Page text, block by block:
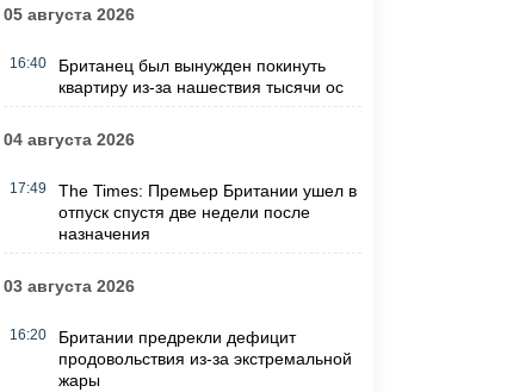
05 августа 2026
16:40
Британец был вынужден покинуть
квартиру из-за нашествия тысячи ос
04 августа 2026
17:49
The Times: Премьер Британии ушел в
отпуск спустя две недели после
назначения
03 августа 2026
16:20
Британии предрекли дефицит
продовольствия из-за экстремальной
жары